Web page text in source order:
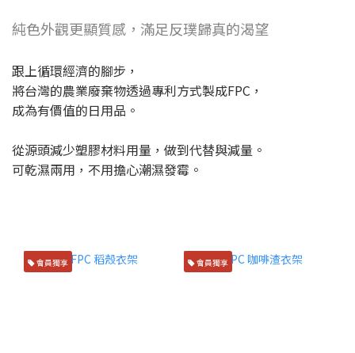
純色外觀更顯質感，滿足反璞歸真的渴望
跟上循環經濟的腳步，
將台灣的農業廢棄物透過專利方式製成FPC，
成為有價值的日用品。
從源頭減少塑膠材料用量，做到代替與減量。
可乾濕兩用，不用擔心潮濕發霉。
會員獨享 會員獨享